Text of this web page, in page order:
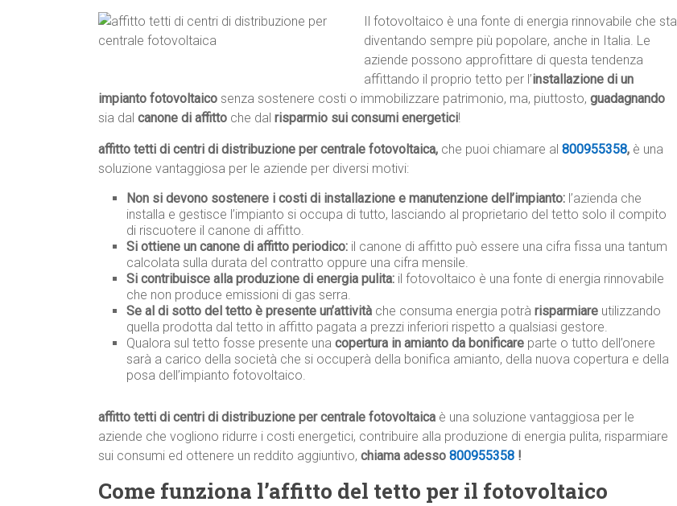
Il fotovoltaico è una fonte di energia rinnovabile che sta
diventando sempre più popolare, anche in Italia. Le
aziende possono approfittare di questa tendenza
affittando il proprio tetto per l’installazione di un
impianto fotovoltaico senza sostenere costi o immobilizzare patrimonio, ma, piuttosto, guadagnando
sia dal canone di affitto che dal risparmio sui consumi energetici!
affitto tetti di centri di distribuzione per centrale fotovoltaica, che puoi chiamare al 800955358, è una
soluzione vantaggiosa per le aziende per diversi motivi:
Non si devono sostenere i costi di installazione e manutenzione dell’impianto: l’azienda che
installa e gestisce l’impianto si occupa di tutto, lasciando al proprietario del tetto solo il compito
di riscuotere il canone di affitto.
Si ottiene un canone di affitto periodico: il canone di affitto può essere una cifra fissa una tantum
calcolata sulla durata del contratto oppure una cifra mensile.
Si contribuisce alla produzione di energia pulita: il fotovoltaico è una fonte di energia rinnovabile
che non produce emissioni di gas serra.
Se al di sotto del tetto è presente un’attività che consuma energia potrà risparmiare utilizzando
quella prodotta dal tetto in affitto pagata a prezzi inferiori rispetto a qualsiasi gestore.
Qualora sul tetto fosse presente una copertura in amianto da bonificare parte o tutto dell’onere
sarà a carico della società che si occuperà della bonifica amianto, della nuova copertura e della
posa dell’impianto fotovoltaico.
affitto tetti di centri di distribuzione per centrale fotovoltaica è una soluzione vantaggiosa per le
aziende che vogliono ridurre i costi energetici, contribuire alla produzione di energia pulita, risparmiare
sui consumi ed ottenere un reddito aggiuntivo, chiama adesso 800955358 !
Come funziona l’affitto del tetto per il fotovoltaico